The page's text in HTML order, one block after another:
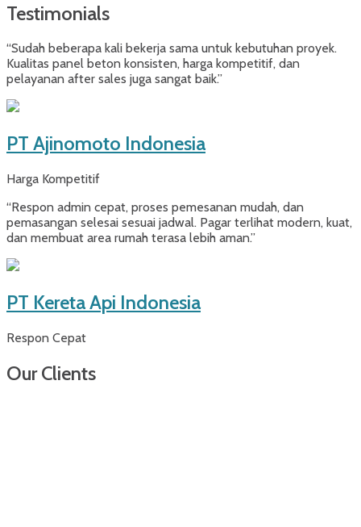
Testimonials
“Sudah beberapa kali bekerja sama untuk kebutuhan proyek.
Kualitas panel beton konsisten, harga kompetitif, dan
pelayanan after sales juga sangat baik.”
PT Ajinomoto Indonesia
Harga Kompetitif
“Respon admin cepat, proses pemesanan mudah, dan
pemasangan selesai sesuai jadwal. Pagar terlihat modern, kuat,
dan membuat area rumah terasa lebih aman.”
PT Kereta Api Indonesia
Respon Cepat
Our Clients